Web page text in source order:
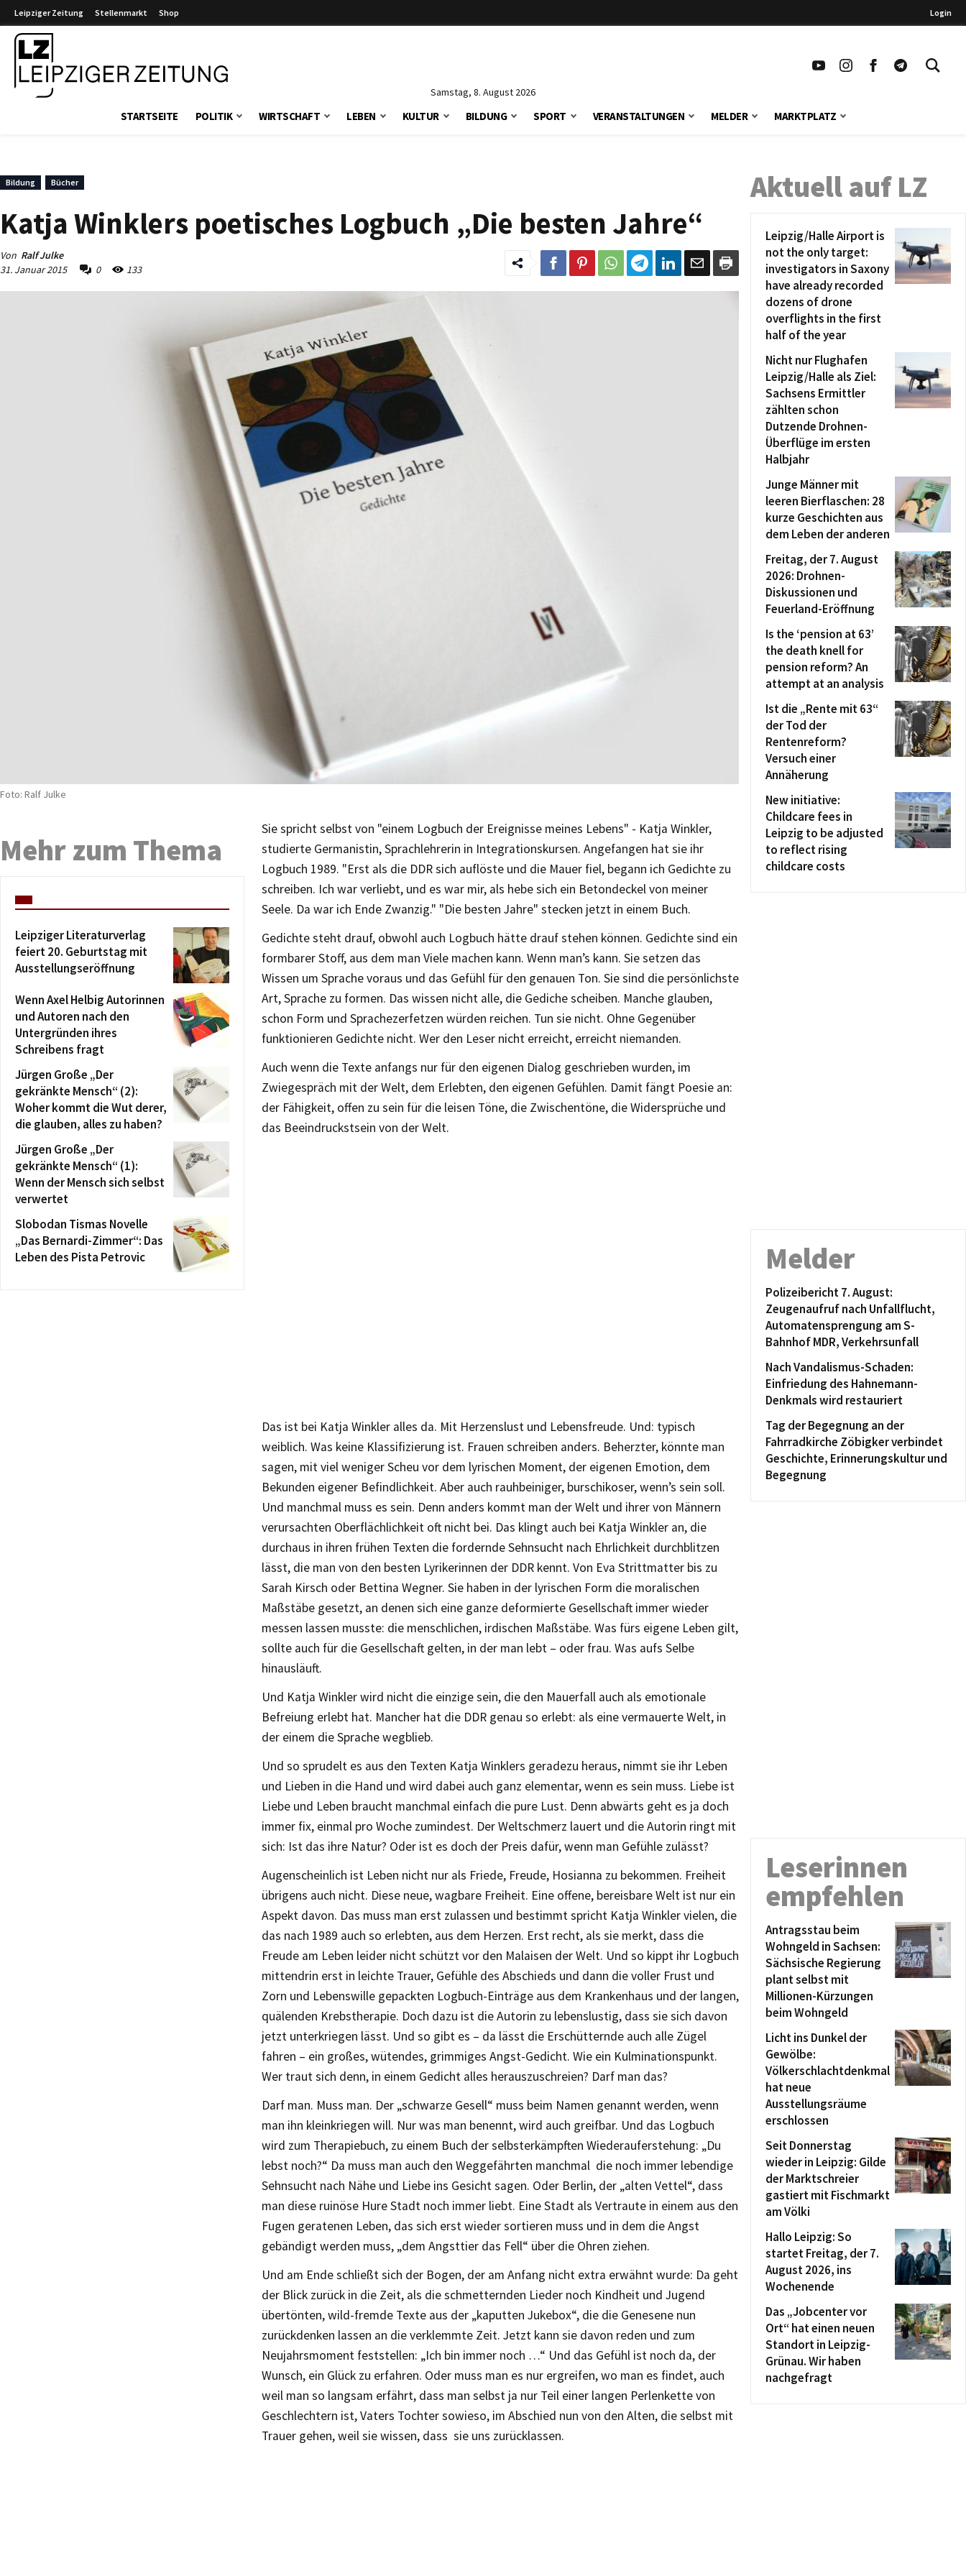
Leipziger Zeitung Stellenmarkt Shop Login
Samstag, 8. August 2026
STARTSEITE POLITIK WIRTSCHAFT LEBEN KULTUR BILDUNG SPORT VERANSTALTUNGEN MELDER MARKTPLATZ
Bildung Bücher
Katja Winklers poetisches Logbuch „Die besten Jahre“
Von Ralf Julke
31. Januar 2015
0 133
Foto: Ralf Julke
Sie spricht selbst von "einem Logbuch der Ereignisse meines Lebens" - Katja Winkler,
studierte Germanistin, Sprachlehrerin in Integrationskursen. Angefangen hat sie ihr
Logbuch 1989. "Erst als die DDR sich auflöste und die Mauer fiel, begann ich Gedichte zu
schreiben. Ich war verliebt, und es war mir, als hebe sich ein Betondeckel von meiner
Seele. Da war ich Ende Zwanzig." "Die besten Jahre" stecken jetzt in einem Buch.
Gedichte steht drauf, obwohl auch Logbuch hätte drauf stehen können. Gedichte sind ein
formbarer Stoff, aus dem man Viele machen kann. Wenn man’s kann. Sie setzen das
Wissen um Sprache voraus und das Gefühl für den genauen Ton. Sie sind die persönlichste
Art, Sprache zu formen. Das wissen nicht alle, die Gediche scheiben. Manche glauben,
schon Form und Sprachezerfetzen würden reichen. Tun sie nicht. Ohne Gegenüber
funktionieren Gedichte nicht. Wer den Leser nicht erreicht, erreicht niemanden.
Auch wenn die Texte anfangs nur für den eigenen Dialog geschrieben wurden, im
Zwiegespräch mit der Welt, dem Erlebten, den eigenen Gefühlen. Damit fängt Poesie an:
der Fähigkeit, offen zu sein für die leisen Töne, die Zwischentöne, die Widersprüche und
das Beeindruckstsein von der Welt.
Das ist bei Katja Winkler alles da. Mit Herzenslust und Lebensfreude. Und: typisch
weiblich. Was keine Klassifizierung ist. Frauen schreiben anders. Beherzter, könnte man
sagen, mit viel weniger Scheu vor dem lyrischen Moment, der eigenen Emotion, dem
Bekunden eigener Befindlichkeit. Aber auch rauhbeiniger, burschikoser, wenn’s sein soll.
Und manchmal muss es sein. Denn anders kommt man der Welt und ihrer von Männern
verursachten Oberflächlichkeit oft nicht bei. Das klingt auch bei Katja Winkler an, die
durchaus in ihren frühen Texten die fordernde Sehnsucht nach Ehrlichkeit durchblitzen
lässt, die man von den besten Lyrikerinnen der DDR kennt. Von Eva Strittmatter bis zu
Sarah Kirsch oder Bettina Wegner. Sie haben in der lyrischen Form die moralischen
Maßstäbe gesetzt, an denen sich eine ganze deformierte Gesellschaft immer wieder
messen lassen musste: die menschlichen, irdischen Maßstäbe. Was fürs eigene Leben gilt,
sollte auch für die Gesellschaft gelten, in der man lebt – oder frau. Was aufs Selbe
hinausläuft.
Und Katja Winkler wird nicht die einzige sein, die den Mauerfall auch als emotionale
Befreiung erlebt hat. Mancher hat die DDR genau so erlebt: als eine vermauerte Welt, in
der einem die Sprache wegblieb.
Und so sprudelt es aus den Texten Katja Winklers geradezu heraus, nimmt sie ihr Leben
und Lieben in die Hand und wird dabei auch ganz elementar, wenn es sein muss. Liebe ist
Liebe und Leben braucht manchmal einfach die pure Lust. Denn abwärts geht es ja doch
immer fix, einmal pro Woche zumindest. Der Weltschmerz lauert und die Autorin ringt mit
sich: Ist das ihre Natur? Oder ist es doch der Preis dafür, wenn man Gefühle zulässt?
Augenscheinlich ist Leben nicht nur als Friede, Freude, Hosianna zu bekommen. Freiheit
übrigens auch nicht. Diese neue, wagbare Freiheit. Eine offene, bereisbare Welt ist nur ein
Aspekt davon. Das muss man erst zulassen und bestimmt spricht Katja Winkler vielen, die
das nach 1989 auch so erlebten, aus dem Herzen. Erst recht, als sie merkt, dass die
Freude am Leben leider nicht schützt vor den Malaisen der Welt. Und so kippt ihr Logbuch
mittendrin erst in leichte Trauer, Gefühle des Abschieds und dann die voller Frust und
Zorn und Lebenswille gepackten Logbuch-Einträge aus dem Krankenhaus und der langen,
quälenden Krebstherapie. Doch dazu ist die Autorin zu lebenslustig, dass sie sich davon
jetzt unterkriegen lässt. Und so gibt es – da lässt die Erschütternde auch alle Zügel
fahren – ein großes, wütendes, grimmiges Angst-Gedicht. Wie ein Kulminationspunkt.
Wer traut sich denn, in einem Gedicht alles herauszuschreien? Darf man das?
Darf man. Muss man. Der „schwarze Gesell“ muss beim Namen genannt werden, wenn
man ihn kleinkriegen will. Nur was man benennt, wird auch greifbar. Und das Logbuch
wird zum Therapiebuch, zu einem Buch der selbsterkämpften Wiederauferstehung: „Du
lebst noch?“ Da muss man auch den Weggefährten manchmal die noch immer lebendige
Sehnsucht nach Nähe und Liebe ins Gesicht sagen. Oder Berlin, der „alten Vettel“, dass
man diese ruinöse Hure Stadt noch immer liebt. Eine Stadt als Vertraute in einem aus den
Fugen geratenen Leben, das sich erst wieder sortieren muss und in dem die Angst
gebändigt werden muss, „dem Angsttier das Fell“ über die Ohren ziehen.
Und am Ende schließt sich der Bogen, der am Anfang nicht extra erwähnt wurde: Da geht
der Blick zurück in die Zeit, als die schmetternden Lieder noch Kindheit und Jugend
übertönten, wild-fremde Texte aus der „kaputten Jukebox“, die die Genesene nun
zurückdenken lassen an die verklemmte Zeit. Jetzt kann sie davon reden und zum
Neujahrsmoment feststellen: „Ich bin immer noch …“ Und das Gefühl ist noch da, der
Wunsch, ein Glück zu erfahren. Oder muss man es nur ergreifen, wo man es findet, auch
weil man so langsam erfährt, dass man selbst ja nur Teil einer langen Perlenkette von
Geschlechtern ist, Vaters Tochter sowieso, im Abschied nun von den Alten, die selbst mit
Trauer gehen, weil sie wissen, dass sie uns zurücklassen.
Mehr zum Thema
Leipziger Literaturverlag
feiert 20. Geburtstag mit
Ausstellungseröffnung
Wenn Axel Helbig Autorinnen
und Autoren nach den
Untergründen ihres
Schreibens fragt
Jürgen Große „Der
gekränkte Mensch“ (2):
Woher kommt die Wut derer,
die glauben, alles zu haben?
Jürgen Große „Der
gekränkte Mensch“ (1):
Wenn der Mensch sich selbst
verwertet
Slobodan Tismas Novelle
„Das Bernardi-Zimmer“: Das
Leben des Pista Petrovic
Aktuell auf LZ
Leipzig/Halle Airport is
not the only target:
investigators in Saxony
have already recorded
dozens of drone
overflights in the first
half of the year
Nicht nur Flughafen
Leipzig/Halle als Ziel:
Sachsens Ermittler
zählten schon
Dutzende Drohnen-
Überflüge im ersten
Halbjahr
Junge Männer mit
leeren Bierflaschen: 28
kurze Geschichten aus
dem Leben der anderen
Freitag, der 7. August
2026: Drohnen-
Diskussionen und
Feuerland-Eröffnung
Is the ‘pension at 63’
the death knell for
pension reform? An
attempt at an analysis
Ist die „Rente mit 63“
der Tod der
Rentenreform?
Versuch einer
Annäherung
New initiative:
Childcare fees in
Leipzig to be adjusted
to reflect rising
childcare costs
Melder
Polizeibericht 7. August:
Zeugenaufruf nach Unfallflucht,
Automatensprengung am S-
Bahnhof MDR, Verkehrsunfall
Nach Vandalismus-Schaden:
Einfriedung des Hahnemann-
Denkmals wird restauriert
Tag der Begegnung an der
Fahrradkirche Zöbigker verbindet
Geschichte, Erinnerungskultur und
Begegnung
Leserinnen
empfehlen
Antragsstau beim
Wohngeld in Sachsen:
Sächsische Regierung
plant selbst mit
Millionen-Kürzungen
beim Wohngeld
Licht ins Dunkel der
Gewölbe:
Völkerschlachtdenkmal
hat neue
Ausstellungsräume
erschlossen
Seit Donnerstag
wieder in Leipzig: Gilde
der Marktschreier
gastiert mit Fischmarkt
am Völki
Hallo Leipzig: So
startet Freitag, der 7.
August 2026, ins
Wochenende
Das „Jobcenter vor
Ort“ hat einen neuen
Standort in Leipzig-
Grünau. Wir haben
nachgefragt